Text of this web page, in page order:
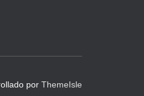
por ThemeIsle